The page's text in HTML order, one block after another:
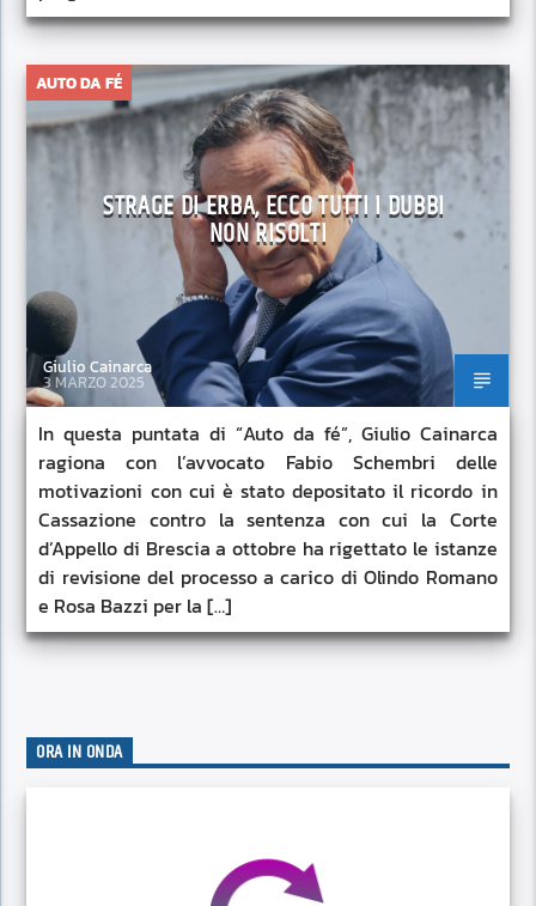
AUTO DA FÉ
STRAGE DI ERBA, ECCO TUTTI I DUBBI
NON RISOLTI
Giulio Cainarca
3 MARZO 2025
In questa puntata di “Auto da fé”, Giulio Cainarca
ragiona con l’avvocato Fabio Schembri delle
motivazioni con cui è stato depositato il ricordo in
Cassazione contro la sentenza con cui la Corte
d’Appello di Brescia a ottobre ha rigettato le istanze
di revisione del processo a carico di Olindo Romano
e Rosa Bazzi per la […]
ORA IN ONDA